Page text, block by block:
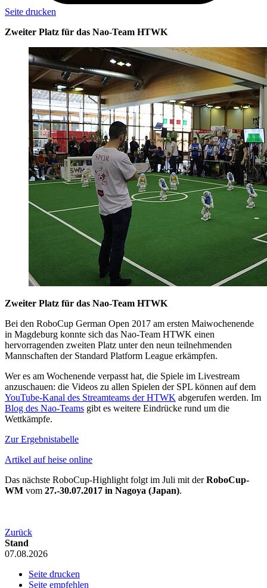
Seite drucken
Zweiter Platz für das Nao-Team HTWK
Zweiter Platz für das Nao-Team HTWK
Bei den RoboCup German Open 2017 am ersten Maiwochenende
in Magdeburg konnte sich das Nao-Team HTWK einen
hervorragenden zweiten Platz unter den neun teilnehmenden
Mannschaften der Standard Platform League erkämpfen.
Wer es am Wochenende verpasst hat, die Spiele im Livestream
anzuschauen: die Videos zu allen Spielen der SPL können auf dem
YouTube-Kanal des Streamteams der HTWK abgerufen werden. Im
Blog des Nao-Teams gibt es weitere Eindrücke rund um die
Wettkämpfe.
Zur Ergebnistabelle
Artikel auf heise online
Das nächste RoboCup-Highlight folgt im Juli mit derRoboCup-
WM vom 27.-30.07.2017 in Nagoya (Japan).
Zurück
Stand
07.08.2026
Seite drucken
Seite empfehlen